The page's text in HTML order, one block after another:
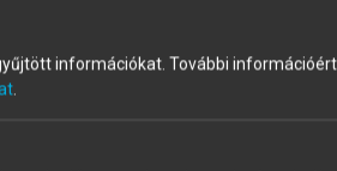
fiókoddal, iskolai azonosítóddal vagy
díjmentes hozzáférésrevagy
vagy hozz
információkat. További
.